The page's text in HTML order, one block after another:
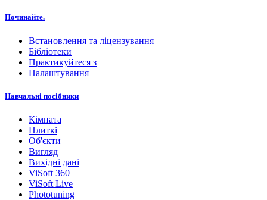
Починайте.
Встановлення та ліцензування
Бібліотеки
Практикуйтеся з
Налаштування
Навчальні посібники
Кімната
Плиткі
Об'єкти
Вигляд
Вихідні дані
ViSoft 360
ViSoft Live
Phototuning